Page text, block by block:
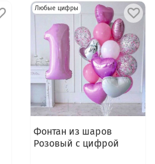
Любые цифры
Фонтан из шаров
Розовый с цифрой